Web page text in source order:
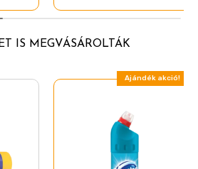
IS MEGVÁSÁROLTÁK
Ajándék akció!